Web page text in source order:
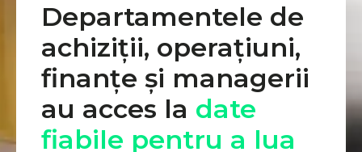
Departamentele de
achiziții, operațiuni,
finanțe și managerii
au acces la date
fiabile pentru a lua